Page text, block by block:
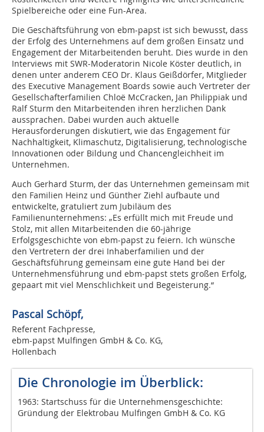
Spielbereiche oder eine Fun-Area.
Die Geschäftsführung von ebm-papst ist sich bewusst, dass
der Erfolg des Unternehmens auf dem großen Einsatz und
En­gagement der Mitarbeitenden beruht. Dies wurde in den
Interviews mit SWR-Moderatorin Nicole Köster deutlich, in
denen unter anderem CEO Dr. Klaus Geißdörfer, Mitglieder
des Executive Management Boards sowie auch Vertreter der
Gesellschafterfamilien Chloë McCracken, Jan Philippiak und
Ralf Sturm den Mitarbeitenden ihren herzlichen Dank
aussprachen. Dabei wurden auch aktuelle
Herausforderungen diskutiert, wie das Engagement für
Nachhaltigkeit, Klimaschutz, Digitalisierung, technologische
Innovationen oder Bildung und Chancengleichheit im
Unternehmen.
Auch Gerhard Sturm, der das Unternehmen gemeinsam mit
den Familien Heinz und Günther Ziehl aufbaute und
entwickelte, gratuliert zum Jubiläum des
Familienunternehmens: „Es erfüllt mich mit Freude und
Stolz, mit allen Mitarbeitenden die 60-jährige
Erfolgsgeschichte von ebm‑papst zu feiern. Ich wünsche
den Vertretern der drei Inhaberfamilien und der
Geschäftsführung gemeinsam eine gute Hand bei der
Unternehmensführung und ebm‑papst stets großen Erfolg,
gepaart mit viel Menschlichkeit und Begeisterung.“
Pascal Schöpf,
Referent Fachpresse,
ebm-papst Mulfingen GmbH & Co. KG,
Hollenbach
Die Chronologie im Überblick:
1963: Startschuss für die ­Unternehmensgeschichte:
Gründung der Elektrobau ­Mulfingen GmbH & Co. KG